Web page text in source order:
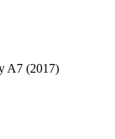
A7 (2017)